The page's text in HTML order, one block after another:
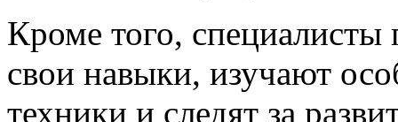
Кроме того,
свои навыки, изучают
техники и следят за